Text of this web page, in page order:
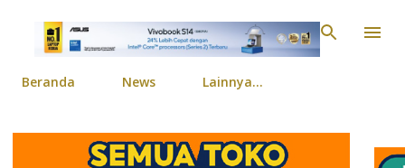
Langsung ke konten
Beranda News Lainnya…